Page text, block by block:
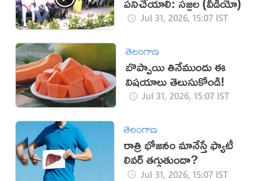
Jul 31, 2026, 15:07 IST
తెలంగాణ
బొప్పాయి తినేముందు ఈ
విషయాలు తెలుసుకోండి!
Jul 31, 2026, 15:07 IST
తెలంగాణ
రాత్రి భోజనం మానేస్తే ఫ్యాటీ
లివర్ తగ్గుతుందా?
Jul 31, 2026, 15:07 IST